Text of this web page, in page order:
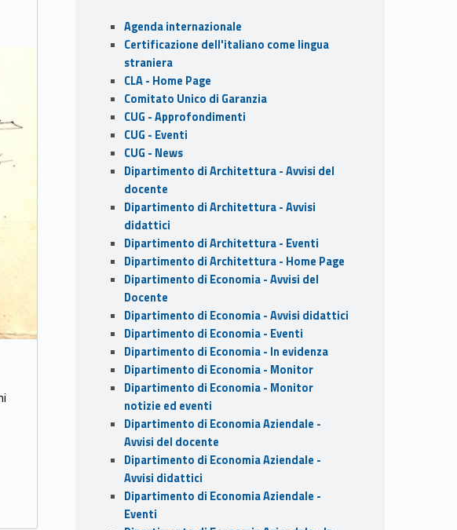
Sidebar
Agenda internazionale
Certificazione dell'italiano come lingua
straniera
CLA - Home Page
Comitato Unico di Garanzia
CUG - Approfondimenti
CUG - Eventi
CUG - News
Dipartimento di Architettura - Avvisi del
docente
Dipartimento di Architettura - Avvisi
didattici
Dipartimento di Architettura - Eventi
Dipartimento di Architettura - Home Page
Dipartimento di Economia - Avvisi del
Docente
Dipartimento di Economia - Avvisi didattici
Dipartimento di Economia - Eventi
Dipartimento di Economia - In evidenza
Dipartimento di Economia - Monitor
Dipartimento di Economia - Monitor
notizie ed eventi
Dipartimento di Economia Aziendale -
Avvisi del docente
Dipartimento di Economia Aziendale -
Avvisi didattici
Dipartimento di Economia Aziendale -
Eventi